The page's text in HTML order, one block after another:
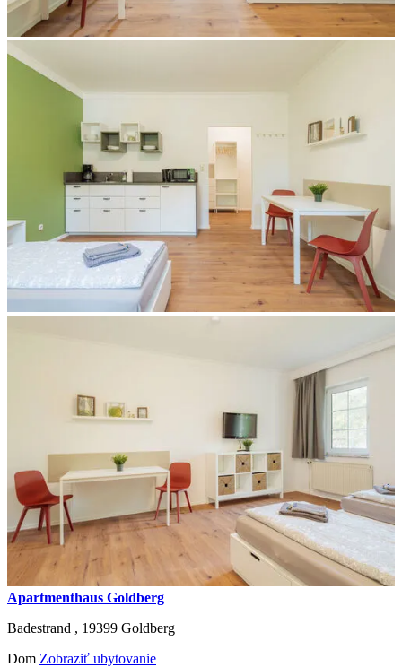
Apartmenthaus Goldberg
Badestrand , 19399 Goldberg
Dom Zobraziť ubytovanie